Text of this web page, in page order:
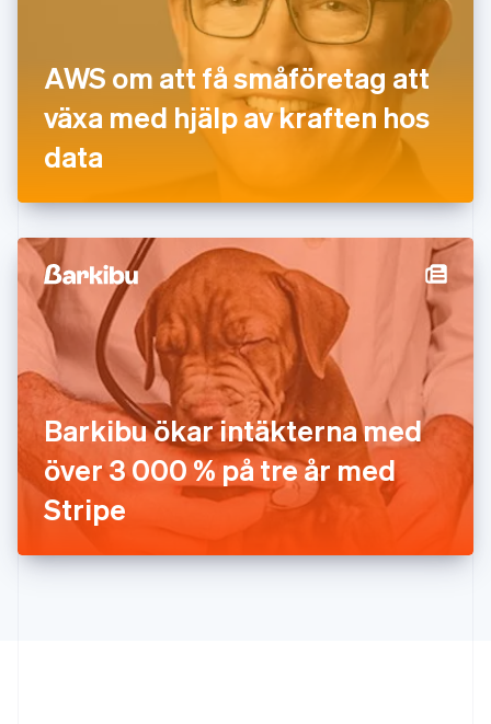
AWS om att få småföretag att
växa med hjälp av kraften hos
data
Barkibu ökar intäkterna med
över 3 000 % på tre år med
Stripe
Grekland
English
Hongkong SAR, Kina
English
Indien
Irland
English
Italien
ItalianoEnglish
Japan
日本語 English
Kanada
English Français
Kroatien
EnglishItaliano
Lettland
Liechtenstein
Deutsch
Litauen
Luxemburg